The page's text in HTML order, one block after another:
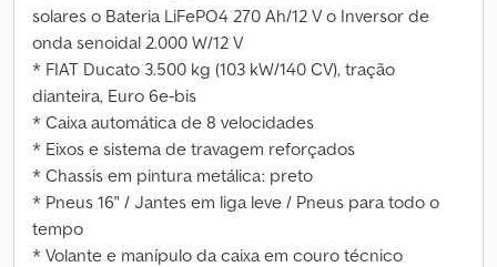
solares o Bateria LiFePO4 270 Ah/12 V o Inversor de
onda senoidal 2.000 W/12 V
* FIAT Ducato 3.500 kg (103 kW/140 CV), tração
dianteira, Euro 6e-bis
* Caixa automática de 8 velocidades
* Eixos e sistema de travagem reforçados
* Chassis em pintura metálica: preto
* Pneus 16" / Jantes em liga leve / Pneus para todo o
tempo
* Volante e manípulo da caixa em couro técnico